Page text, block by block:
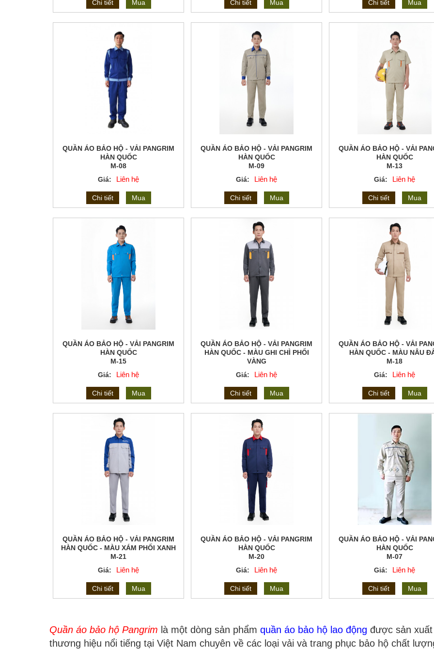
Chi tiết Mua Chi tiết Mua Chi tiết Mua
QUẦN ÁO BẢO HỘ - VẢI PANGRIM
HÀN QUỐC
M-08
Giá:
Liên hệ
Chi tiết Mua
QUẦN ÁO BẢO HỘ - VẢI PANGRIM
HÀN QUỐC
M-09
Giá:
Liên hệ
Chi tiết Mua
QUẦN ÁO BẢO HỘ - VẢI
HÀN QUỐC
M-13
Giá:
Liên hệ
Chi tiết Mua
QUẦN ÁO BẢO HỘ - VẢI PANGRIM
HÀN QUỐC
M-15
Giá:
Liên hệ
Chi tiết Mua
QUẦN ÁO BẢO HỘ - VẢI PANGRIM
HÀN QUỐC - MÀU GHI CHÌ PHỐI
VÀNG
M-16
Giá: Liên hệ
Chi tiết Mua
QUẦN ÁO BẢO HỘ - VẢI
HÀN QUỐC - MÀU NÂU
M-18
Giá:
Liên hệ
Chi tiết Mua
QUẦN ÁO BẢO HỘ - VẢI PANGRIM
HÀN QUỐC - MÀU XÁM PHỐI XANH
M-21
Giá:
Liên hệ
Chi tiết Mua
QUẦN ÁO BẢO HỘ - VẢI PANGRIM
HÀN QUỐC
M-20
Giá:
Liên hệ
Chi tiết Mua
QUẦN ÁO BẢO HỘ - VẢI
HÀN QUỐC
M-07
Giá:
Liên hệ
Chi tiết Mua
Quần áo bảo hộ Pangrim là một dòng sản phẩm quần áo bảo hộ lao động được sản
thương hiệu nổi tiếng tại Việt Nam chuyên về các loại vải và trang phục bảo hộ chất